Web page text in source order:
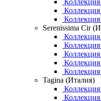
Serenissima Cir
Tagina (Италия)
Коллекция